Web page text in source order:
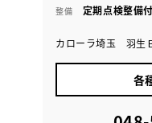
整備 定期点検整備付
カローラ埼玉 羽生
各